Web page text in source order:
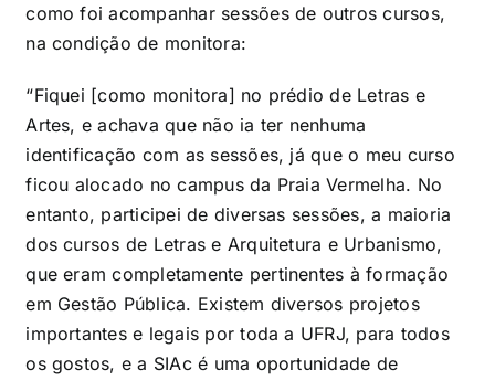
como foi acompanhar sessões de outros cursos,
na condição de monitora:
“Fiquei [como monitora] no prédio de Letras e
Artes, e achava que não ia ter nenhuma
identificação com as sessões, já que o meu curso
ficou alocado no campus da Praia Vermelha. No
entanto, participei de diversas sessões, a maioria
dos cursos de Letras e Arquitetura e Urbanismo,
que eram completamente pertinentes à formação
em Gestão Pública. Existem diversos projetos
importantes e legais por toda a UFRJ, para todos
os gostos, e a SIAc é uma oportunidade de